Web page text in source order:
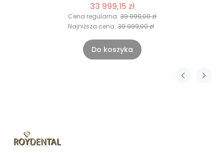
33 999,15 zł
Cena regularna: 39 999,00 zł
Najniższa cena: 39 999,00 zł
Do koszyka